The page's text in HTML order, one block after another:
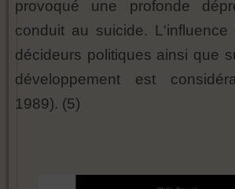
provoqué une profonde
conduit au suicide.
décideurs politiques ainsi que
développement est
1989). (5)